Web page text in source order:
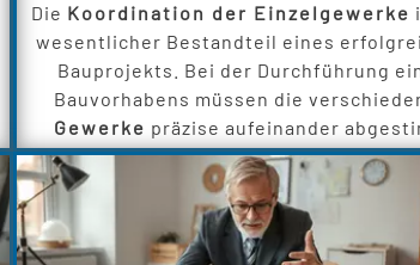
Die Koordination der Einzelgewerke
wesentlicher Bestandteil eines
Bauprojekts. Bei der Durchführung
Bauvorhabens müssen die
Gewerke präzise aufeinander